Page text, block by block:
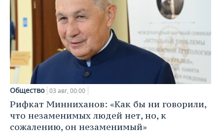
Общество 03 авг, 00:00
Рифкат Минниханов: «Как бы ни говорили,
что незаменимых людей нет, но, к
сожалению, он незаменимый»